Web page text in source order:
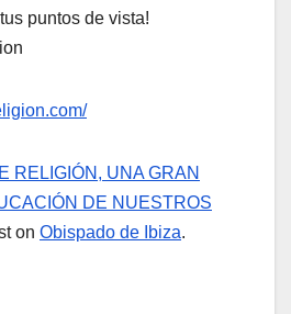
puntos de vista!
RELIGIÓN, UNA GRAN
DE NUESTROS
on Obispado de Ibiza.